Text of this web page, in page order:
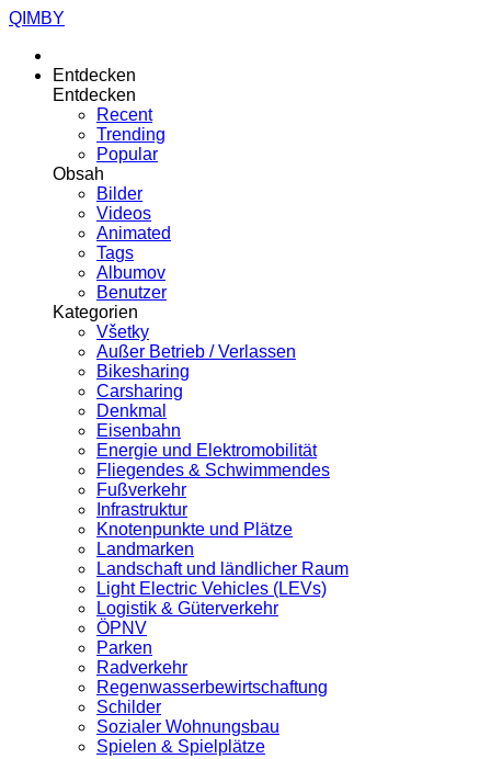
QIMBY
Entdecken
Entdecken
Recent
Trending
Popular
Obsah
Bilder
Videos
Animated
Tags
Albumov
Benutzer
Kategorien
Všetky
Außer Betrieb / Verlassen
Bikesharing
Carsharing
Denkmal
Eisenbahn
Energie und Elektromobilität
Fliegendes & Schwimmendes
Fußverkehr
Infrastruktur
Knotenpunkte und Plätze
Landmarken
Landschaft und ländlicher Raum
Light Electric Vehicles (LEVs)
Logistik & Güterverkehr
ÖPNV
Parken
Radverkehr
Regenwasserbewirtschaftung
Schilder
Sozialer Wohnungsbau
Spielen & Spielplätze